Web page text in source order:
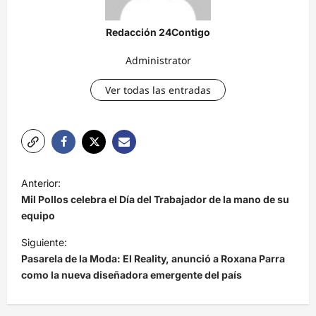
Redacción 24Contigo
Administrator
Ver todas las entradas
N
a
v
e
g
a
c
Anterior:
Mil Pollos celebra el Día del Trabajador de la mano de su
equipo
Siguiente:
Pasarela de la Moda: El Reality, anunció a Roxana Parra
como la nueva diseñadora emergente del país